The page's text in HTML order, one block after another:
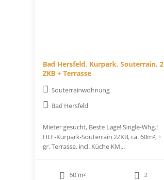
Bad Hersfeld, Kurpark, Souterrain, 2
ZKB + Terrasse
Souterrainwohnung
Bad Hersfeld
Mieter gesucht, Beste Lage! Single-Whg.!
HEF-Kurpark-Souterrain 2ZKB, ca. 60m², +
gr. Terrasse, incl. Küche KM...
60 m² 2